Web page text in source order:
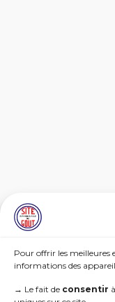
Pour offrir les meilleures
informations des
→ Le fait de consentir